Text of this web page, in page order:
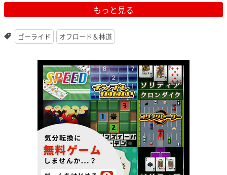
もっと見る
ゴーライド オフロード＆林道